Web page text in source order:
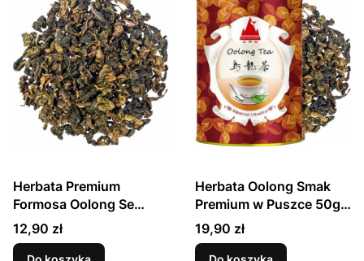
Herbata Premium
Formosa Oolong Se
Chung Wyjątkowa 50g
SKWORCU
Cena
12,90 zł
Herbata Oolong Smak
Premium w Puszce 50g
SHAN WAI SHAN
Cena
19,90 zł